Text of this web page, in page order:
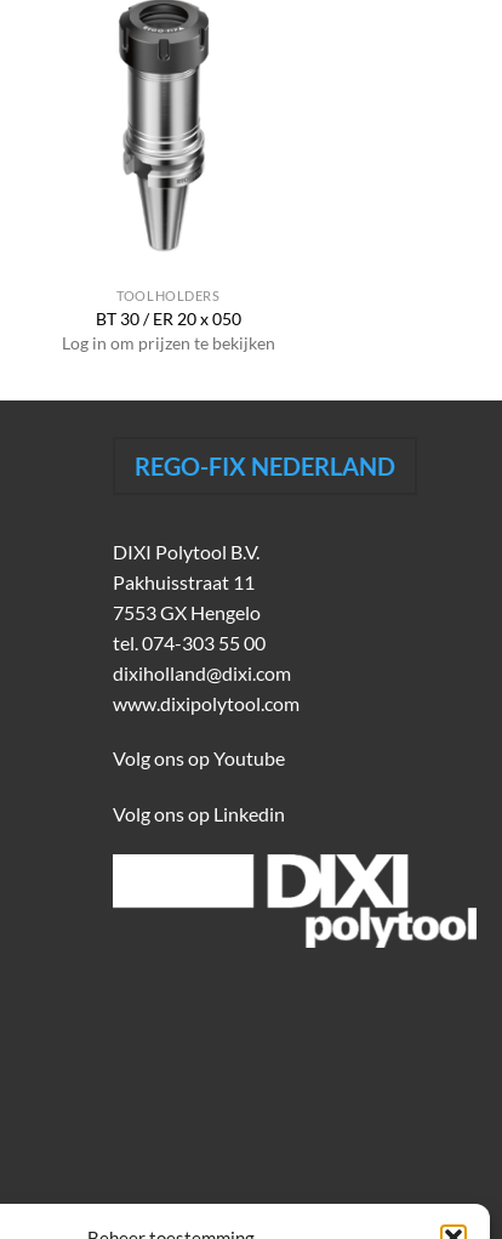
TOOLHOLDERS
BT 30 / ER 20 x 050
Log in om prijzen te bekijken
REGO-FIX NEDERLAND
DIXI Polytool B.V.
Pakhuisstraat 11
7553 GX Hengelo
tel. 074-303 55 00
dixiholland@dixi.com
www.dixipolytool.com
Volg ons op Youtube
Volg ons op Linkedin